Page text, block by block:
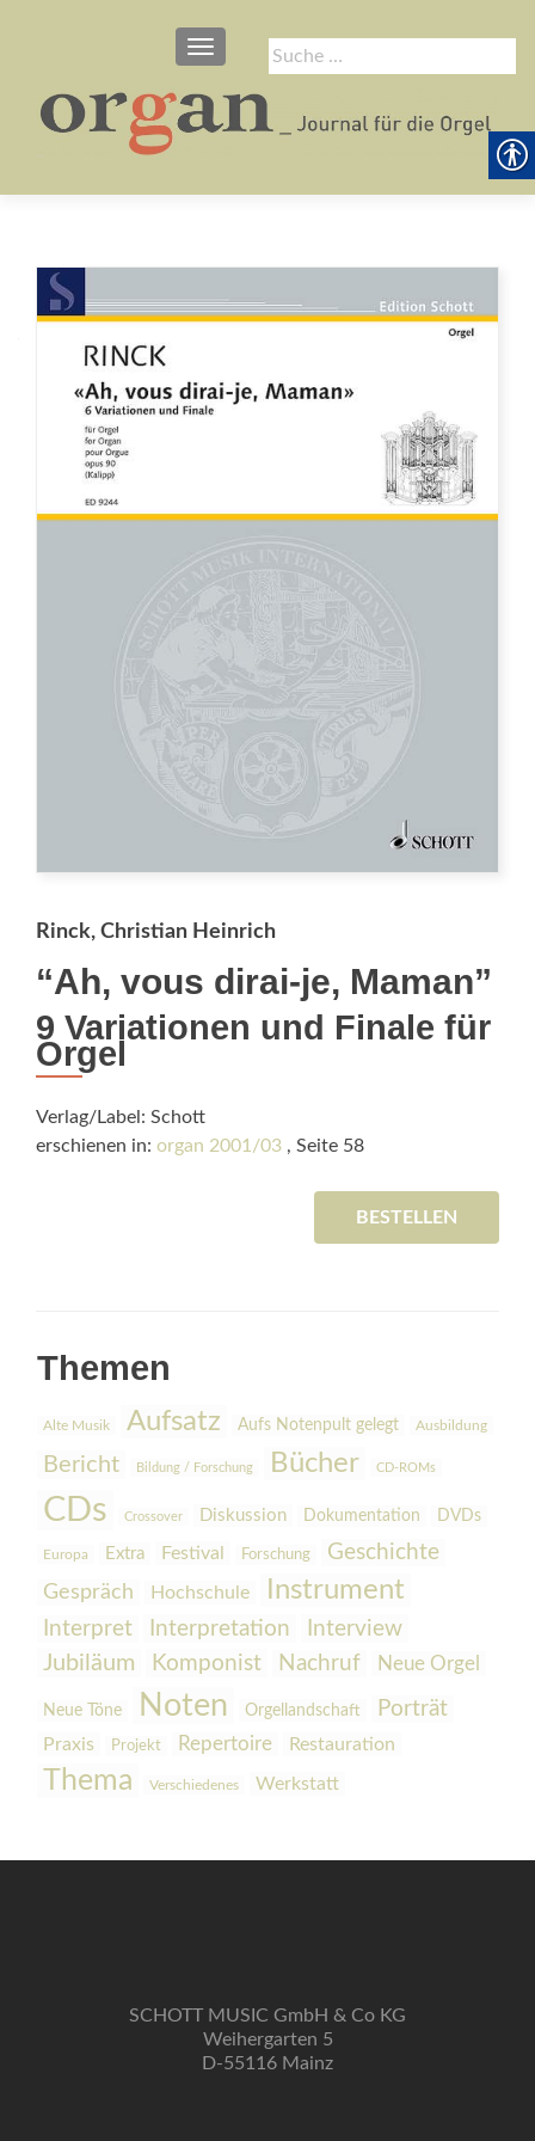
Suche
nach:
SCHALTE NAVIGATION
Rinck, Christian Heinrich
“Ah, vous dirai-je, Maman”
9 Variationen und Finale für
Orgel
Verlag/Label: Schott
erschienen in: organ 2001/03 , Seite 58
BESTELLEN
Themen
Alte Musik Aufsatz Aufs Notenpult gelegt Ausbildung
Bericht Bildung / Forschung Bücher CD-ROMs
CDs Crossover Diskussion Dokumentation DVDs
Europa Extra Festival Forschung Geschichte
Gespräch Hochschule Instrument
Interpret Interpretation
Interview
Jubiläum
Komponist Nachruf Neue Orgel
Neue Töne Noten Orgellandschaft Porträt
Praxis Projekt Repertoire Restauration
Thema Verschiedenes Werkstatt
SCHOTT MUSIC GmbH & Co KG
Weihergarten 5
D-55116 Mainz